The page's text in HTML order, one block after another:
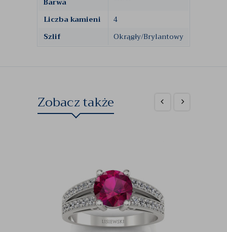
Liczba kamieni
4
Szlif
Okrągły/Brylantowy
Zobacz także